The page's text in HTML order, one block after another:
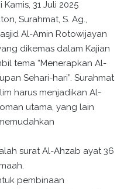
31 Juli 2025
Surahmat, S. Ag.,
Al-Amin Rotowijayan
dikemas dalam Kajian
tema “Menerapkan Al-
Sehari-hari”. Surahmat
harus menjadikan Al-
utama, yang lain
surat Al-Ahzab ayat 36
pembinaan